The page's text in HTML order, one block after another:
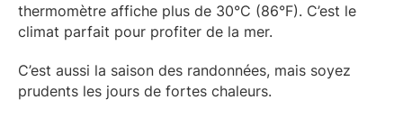
thermomètre affiche plus de 30°C (86°F). C’est le
climat parfait pour profiter de la mer.
C’est aussi la saison des randonnées, mais soyez
prudents les jours de fortes chaleurs.